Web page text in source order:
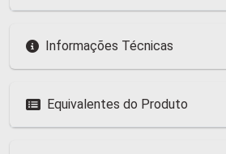
Informações Técnicas
Equivalentes do Produto